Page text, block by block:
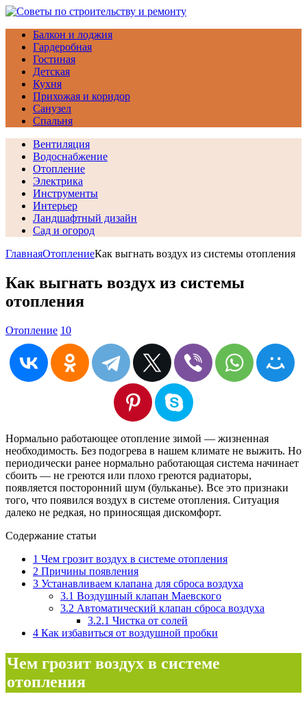
Балкон и лоджия
Гардеробная
Гостиная
Детская
Кухня
Прихожая и коридор
Санузел
Спальня
Вентиляция
Водоснабжение
Отопление
Электрика
Инструменты
Интерьер
Ландшафтный дизайн
Сад и огород
ГлавнаяОтоплениеКак выгнать воздух из системы отопления
Как выгнать воздух из системы
отопления
Отопление 10
Нормально работающее отопление зимой — жизненная
необходимость. Без подогрева в нашем климате не выжить. Но
периодически ранее нормально работающая система начинает
сбоить — не греются или плохо греются радиаторы,
появляется посторонний шум (бульканье). Все это признаки
того, что появился воздух в системе отопления. Ситуация
далеко не редкая, но приносящая дискомфорт.
Содержание статьи
1 Чем грозит воздух в системе отопления
2 Причины появления
3 Устанавливаем клапана для сброса воздуха
3.1 Воздушный клапан Маевского
3.2 Автоматический клапан сброса воздуха
3.2.1 Чистка от солей
4 Как избавиться от воздушной пробки
Чем грозит воздух в системе
отопления